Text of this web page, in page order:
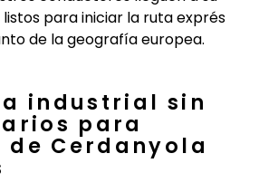
para iniciar la ruta exprés
de la geografía europea.
industrial sin
para
de Cerdanyola